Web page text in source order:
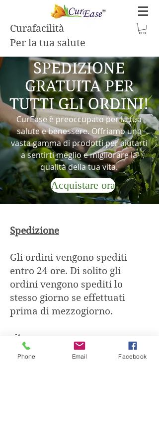
Curafacilità
Per la tua salute
SPEDIZIONE
GRATUITA PER
TUTTI GLI ORDINI!
CurEase è preoccupato per la tua
salute e benessere. Offriamo una
vasta gamma di prodotti per aiutarti
a sentirti meglio e migliorare la
qualità della tua vita.
Acquistare ora
Spedizione
Gli ordini vengono spediti
entro 24 ore. Di solito gli
ordini vengono spediti lo
stesso giorno se effettuati
prima di mezzogiorno.
ritorna
Phone Email Facebook